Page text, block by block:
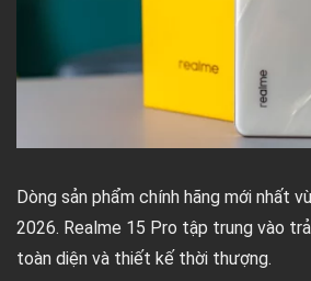
Dòng sản phẩm chính hãng mới nhất
2026. Realme 15 Pro tập trung vào
toàn diện và thiết kế thời thượng.